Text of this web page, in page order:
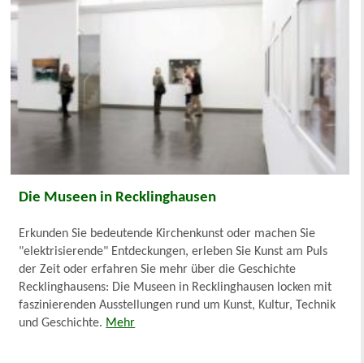
Die Museen in Recklinghausen
Erkunden Sie bedeutende Kirchenkunst oder machen Sie
"elektrisierende" Entdeckungen, erleben Sie Kunst am Puls
der Zeit oder erfahren Sie mehr über die Geschichte
Recklinghausens: Die Museen in Recklinghausen locken mit
faszinierenden Ausstellungen rund um Kunst, Kultur, Technik
und Geschichte. Mehr